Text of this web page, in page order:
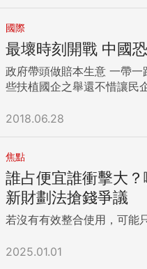
國際
最壞時刻開戰 中國
政府帶頭做賠本生
些扶植國企之舉還不惜讓民
2018.06.28
焦點
誰占便宜誰衝擊大
新財劃法搶錢爭議
若沒有有效整合使用，可能
2025.01.01